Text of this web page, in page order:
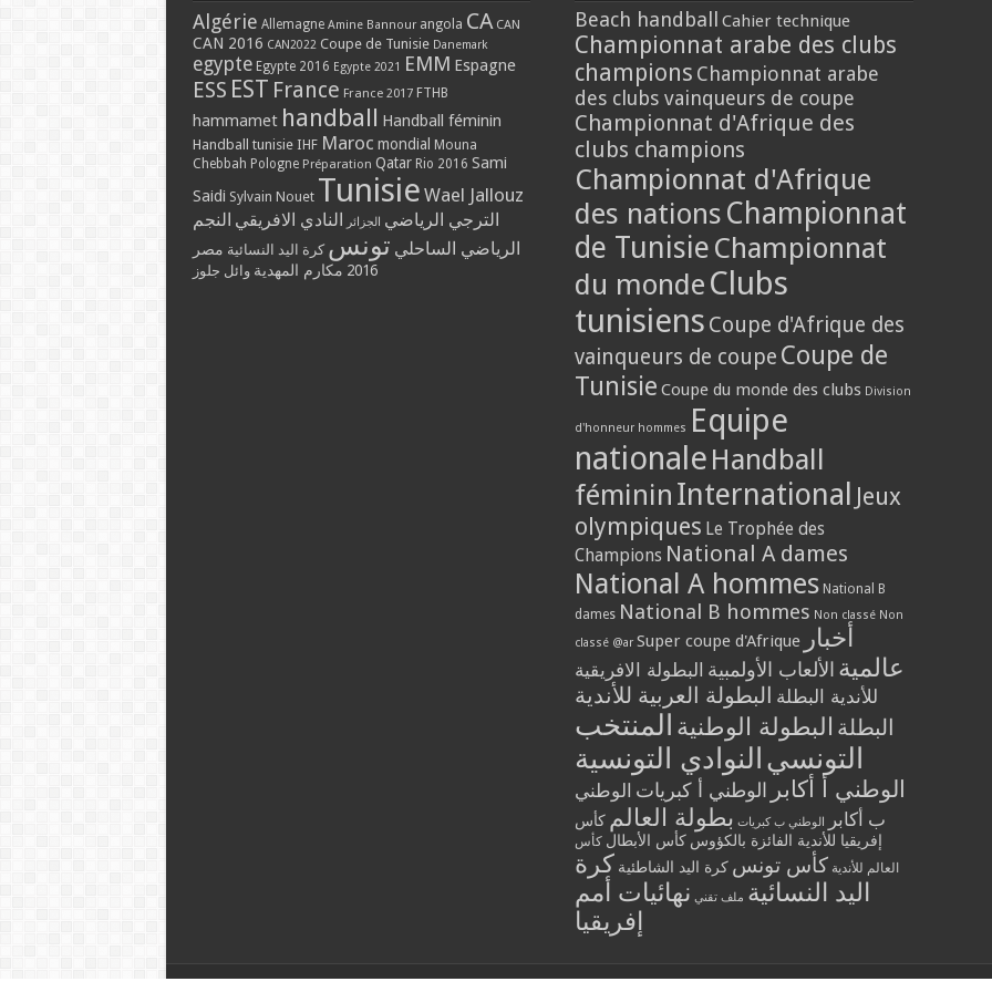
Algérie Allemagne Amine Bannour angola CA CAN
CAN 2016 CAN2022 Coupe de Tunisie Danemark
egypte Egypte 2016 Egypte 2021 EMM Espagne
ESS EST France France 2017 FTHB
hammamet handball Handball féminin
Handball tunisie IHF Maroc mondial Mouna
Chebbah Pologne Préparation Qatar Rio 2016 Sami
Saidi Sylvain Nouet Tunisie Wael Jallouz
الترجي الرياضي الجزائر النادي الافريقي النجم
الرياضي الساحلي تونس كرة اليد النسائية مصر
2016 مكارم المهدية وائل جلوز
Beach handball Cahier technique
Championnat arabe des clubs
champions Championnat arabe
des clubs vainqueurs de coupe
Championnat d'Afrique des
clubs champions
Championnat d'Afrique
des nations Championnat
de Tunisie Championnat
du monde Clubs
tunisiens Coupe d'Afrique des
vainqueurs de coupe Coupe de
Tunisie Coupe du monde des clubs Division
d'honneur hommes Equipe
nationale Handball
féminin International Jeux
olympiques Le Trophée des
Champions National A dames
National A hommes National B
dames National B hommes Non classé Non
classé @ar Super coupe d'Afrique أخبار
عالمية الألعاب الأولمبية البطولة الافريقية
للأندية البطلة البطولة العربية للأندية
البطلة البطولة الوطنية المنتخب
التونسي النوادي التونسية
الوطني أ أكابر الوطني أ كبريات الوطني
ب أكابر
الوطني ب كبريات بطولة العالم كأس
إفريقيا للأندية الفائزة بالكؤوس كأس الأبطال كأس
العالم للأندية كأس تونس كرة اليد الشاطئية كرة
اليد النسائية ملف تقني نهائيات أمم
إفريقيا